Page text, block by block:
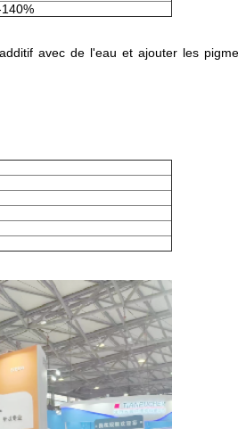
avec de l'eau et ajouter les